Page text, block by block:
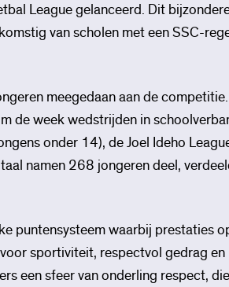
League gelanceerd. Dit
van scholen met een SSC-
meegedaan aan de
de week wedstrijden in
onder 14), de Joel Ideho
namen 268 jongeren deel,
puntensysteem waarbij prestaties
sportiviteit, respectvol gedrag
een sfeer van onderling respect,